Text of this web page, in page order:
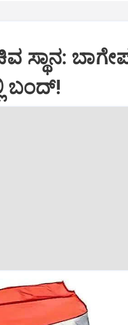
ಸ್ಥಾನ:
ಬಂದ್!